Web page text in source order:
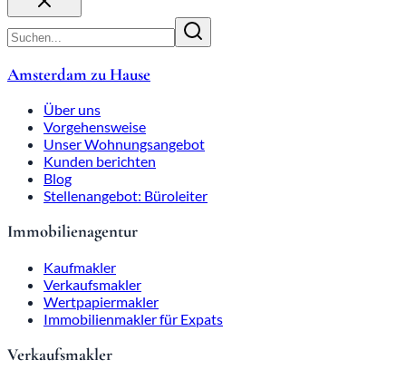
Amsterdam zu Hause
Über uns
Vorgehensweise
Unser Wohnungsangebot
Kunden berichten
Blog
Stellenangebot: Büroleiter
Immobilienagentur
Kaufmakler
Verkaufsmakler
Wertpapiermakler
Immobilienmakler für Expats
Verkaufsmakler